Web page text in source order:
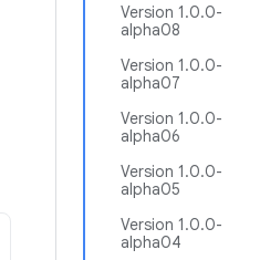
Version 1.0.0-
alpha08
Version 1.0.0-
alpha07
Version 1.0.0-
alpha06
Version 1.0.0-
alpha05
Version 1.0.0-
alpha04